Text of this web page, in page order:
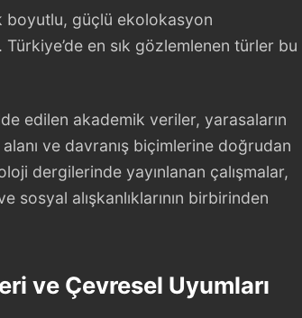
boyutlu, güçlü ekolokasyon
en sık gözlemlenen türler bu
edilen akademik veriler, yarasaların
ve davranış biçimlerine doğrudan
dergilerinde yayınlanan çalışmalar,
sosyal alışkanlıklarının birbirinden
ve Çevresel Uyumları